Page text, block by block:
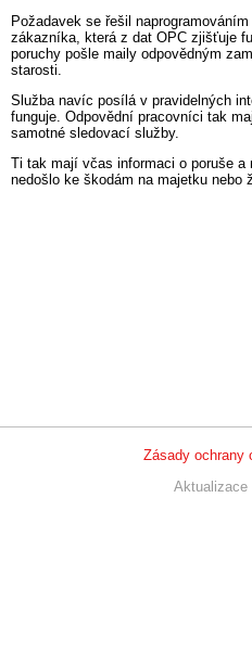
Požadavek se řešil
zákazníka, která z dat OPC zjišťuje
poruchy pošle maily odpovědným
starosti.
Služba navíc posílá v pravidelných
funguje. Odpovědní pracovníci tak
samotné sledovací služby.
Ti tak mají včas informaci o poruše a
nedošlo ke škodám na majetku nebo
Zásady ochrany
Aktualizace